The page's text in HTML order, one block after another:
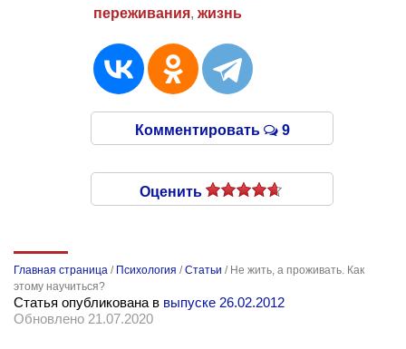
переживания, жизнь
Комментировать 9
Оценить
Главная страница / Психология /Статьи / Не жить, а проживать. Как
этому научиться?
Статья опубликована в выпуске 26.02.2012
Обновлено 21.07.2020